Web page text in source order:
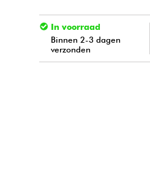
In voorraad
Binnen 2-3 dagen
verzonden